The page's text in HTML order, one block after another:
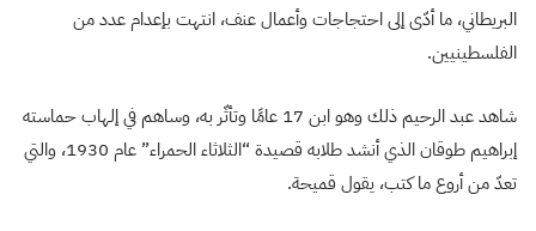
البريطاني، ما أدّى إلى احتجاجات وأعمال عنف، انتهت بإعدام عدد من
الفلسطينيين.
شاهد عبد الرحيم ذلك وهو ابن 17 عامًا وتأثّر به، وساهم في إلهاب حماسته
إبراهيم طوقان الذي أنشد طلابه قصيدة “الثلاثاء الحمراء” عام 1930، والتي
تعدّ من أروع ما كتب، يقول قميحة.